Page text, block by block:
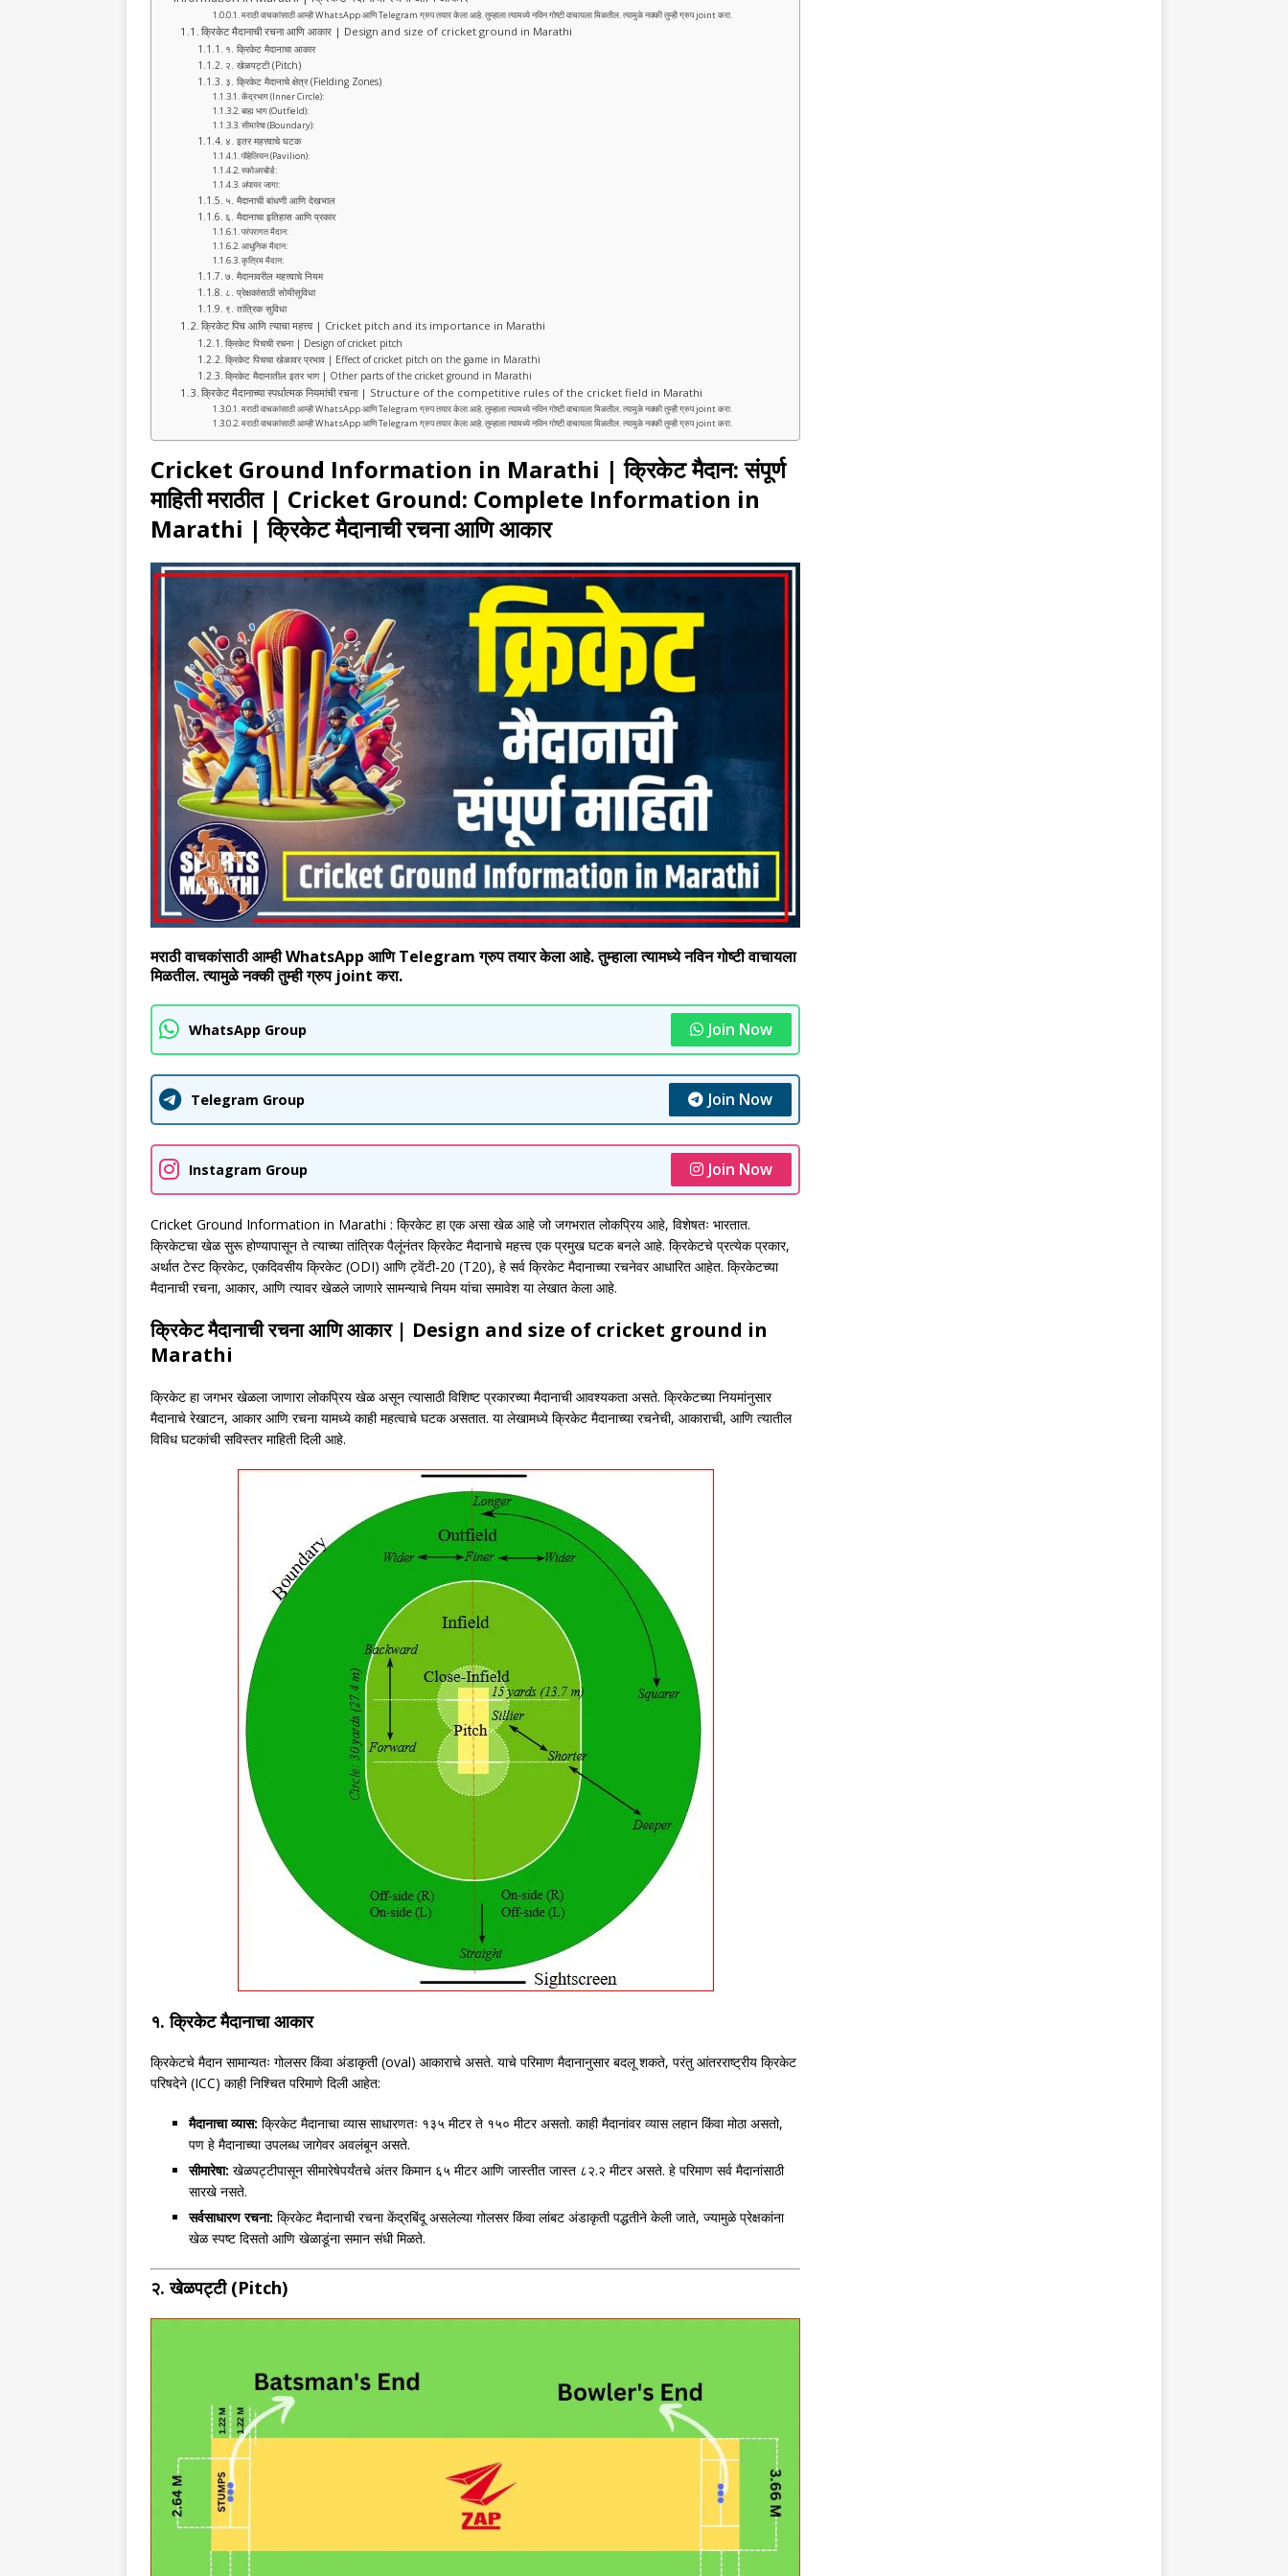
b
o
o
A
p
p
ra
m
मराठी वाचकांसाठी आम्ही WhatsApp आणि Telegram ग्रुप तयार केला आहे. तुम्हाला त्यामध्ये नविन गोष्टी वाचायला मिळतील. त्यामुळे नक्की तुम्ही ग्रुप joint करा.
क्रिकेट मैदानाची रचना आणि आकार | Design and size of cricket ground in Marathi
१. क्रिकेट मैदानाचा आकार
२. खेळपट्टी (Pitch)
३. क्रिकेट मैदानाचे क्षेत्र (Fielding Zones)
केंद्रभाग (Inner Circle):
बाह्य भाग (Outfield):
सीमारेषा (Boundary):
४. इतर महत्त्वाचे घटक
पॅव्हेलियन (Pavilion):
स्कोअरबोर्ड:
अंपायर जागा:
५. मैदानाची बांधणी आणि देखभाल
६. मैदानाचा इतिहास आणि प्रकार
परंपरागत मैदान:
आधुनिक मैदान:
कृत्रिम मैदान:
७. मैदानावरील महत्त्वाचे नियम
८. प्रेक्षकांसाठी सोयीसुविधा
९. तांत्रिक सुविधा
क्रिकेट पिच आणि त्याचा महत्त्व | Cricket pitch and its importance in Marathi
क्रिकेट पिचची रचना | Design of cricket pitch
क्रिकेट पिचचा खेळावर प्रभाव | Effect of cricket pitch on the game in Marathi
क्रिकेट मैदानातील इतर भाग | Other parts of the cricket ground in Marathi
क्रिकेट मैदानाच्या स्पर्धात्मक नियमांची रचना | Structure of the competitive rules of the cricket field in Marathi
मराठी वाचकांसाठी आम्ही WhatsApp आणि Telegram ग्रुप तयार केला आहे. तुम्हाला त्यामध्ये नविन गोष्टी वाचायला मिळतील. त्यामुळे नक्की तुम्ही ग्रुप joint करा.
मराठी वाचकांसाठी आम्ही WhatsApp आणि Telegram ग्रुप तयार केला आहे. तुम्हाला त्यामध्ये नविन गोष्टी वाचायला मिळतील. त्यामुळे नक्की तुम्ही ग्रुप joint करा.
Cricket Ground Information in Marathi |क्रिकेट मैदान: संपूर्ण
माहिती मराठीत| Cricket Ground: Complete Information in
Marathi | क्रिकेट मैदानाची रचना आणि आकार
मराठी वाचकांसाठी आम्ही WhatsApp आणि Telegram ग्रुप तयार केला आहे. तुम्हाला त्यामध्ये नविन गोष्टी वाचायला
मिळतील. त्यामुळे नक्की तुम्ही ग्रुप joint करा.
WhatsApp Group Join Now
Telegram Group Join Now
Instagram Group Join Now
Cricket Ground Information in Marathi : क्रिकेट हा एक असा खेळ आहे जो जगभरात लोकप्रिय आहे, विशेषतः भारतात.
क्रिकेटचा खेळ सुरू होण्यापासून ते त्याच्या तांत्रिक पैलूंनंतर क्रिकेट मैदानाचे महत्त्व एक प्रमुख घटक बनले आहे. क्रिकेटचे प्रत्येक प्रकार,
अर्थात टेस्ट क्रिकेट, एकदिवसीय क्रिकेट (ODI) आणि ट्वेंटी-20 (T20), हे सर्व क्रिकेट मैदानाच्या रचनेवर आधारित आहेत. क्रिकेटच्या
मैदानाची रचना, आकार, आणि त्यावर खेळले जाणारे सामन्याचे नियम यांचा समावेश या लेखात केला आहे.
क्रिकेट मैदानाची रचना आणि आकार| Design and size of cricket ground in
Marathi
क्रिकेट हा जगभर खेळला जाणारा लोकप्रिय खेळ असून त्यासाठी विशिष्ट प्रकारच्या मैदानाची आवश्यकता असते. क्रिकेटच्या नियमांनुसार
मैदानाचे रेखाटन, आकार आणि रचना यामध्ये काही महत्वाचे घटक असतात. या लेखामध्ये क्रिकेट मैदानाच्या रचनेची, आकाराची, आणि त्यातील
विविध घटकांची सविस्तर माहिती दिली आहे.
१. क्रिकेट मैदानाचा आकार
क्रिकेटचे मैदान सामान्यतः गोलसर किंवा अंडाकृती (oval) आकाराचे असते. याचे परिमाण मैदानानुसार बदलू शकते, परंतु आंतरराष्ट्रीय क्रिकेट
परिषदेने (ICC) काही निश्चित परिमाणे दिली आहेत:
मैदानाचा व्यास: क्रिकेट मैदानाचा व्यास साधारणतः १३५ मीटर ते १५० मीटर असतो. काही मैदानांवर व्यास लहान किंवा मोठा असतो,
पण हे मैदानाच्या उपलब्ध जागेवर अवलंबून असते.
सीमारेषा: खेळपट्टीपासून सीमारेषेपर्यंतचे अंतर किमान ६५ मीटर आणि जास्तीत जास्त ८२.२ मीटर असते. हे परिमाण सर्व मैदानांसाठी
सारखे नसते.
सर्वसाधारण रचना: क्रिकेट मैदानाची रचना केंद्रबिंदू असलेल्या गोलसर किंवा लांबट अंडाकृती पद्धतीने केली जाते, ज्यामुळे प्रेक्षकांना
खेळ स्पष्ट दिसतो आणि खेळाडूंना समान संधी मिळते.
२. खेळपट्टी (Pitch)